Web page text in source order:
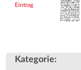
Eintrag
Kategorie: